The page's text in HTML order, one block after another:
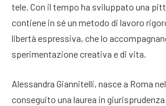
tele. Con il tempo ha sviluppato una
contiene in sé un metodo di lavoro
libertà espressiva, che lo
sperimentazione creativa e di vita.
Alessandra Giannitelli, nasce a Roma
conseguito una laurea in